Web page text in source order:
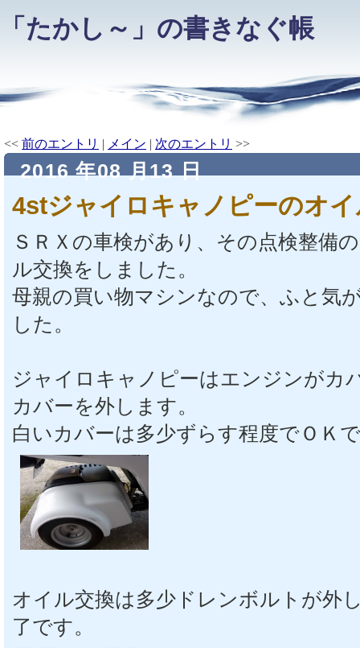
「たかし～」の書きなぐ帳
<< 前のエントリ | メイン | 次のエントリ >>
2016 年08 月13 日
4stジャイロキャノピーのオ
ＳＲＸの車検があり、その点検整備
ル交換をしました。
母親の買い物マシンなので、ふと気
した。
ジャイロキャノピーはエンジンがカ
カバーを外します。
白いカバーは多少ずらす程度でＯＫ
オイル交換は多少ドレンボルトが外
了です。